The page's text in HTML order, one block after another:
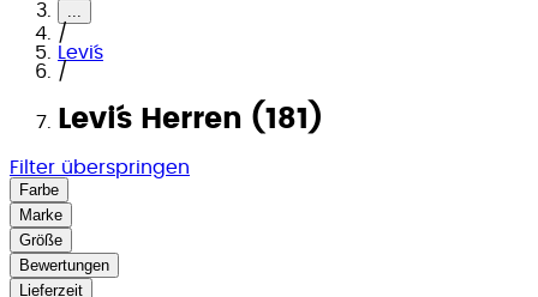
...
/
Levi´s
/
Levi´s Herren (181)
Filter überspringen
Farbe
Marke
Größe
Bewertungen
Lieferzeit